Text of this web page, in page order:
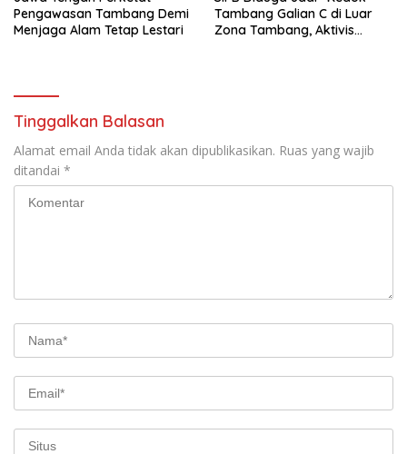
Pengawasan Tambang Demi
Menjaga Alam Tetap Lestari
Tambang Galian C di Luar
Zona Tambang, Aktivis
Tinggalkan Balasan
Alamat email Anda tidak akan dipublikasikan. Ruas yang wajib
ditandai *